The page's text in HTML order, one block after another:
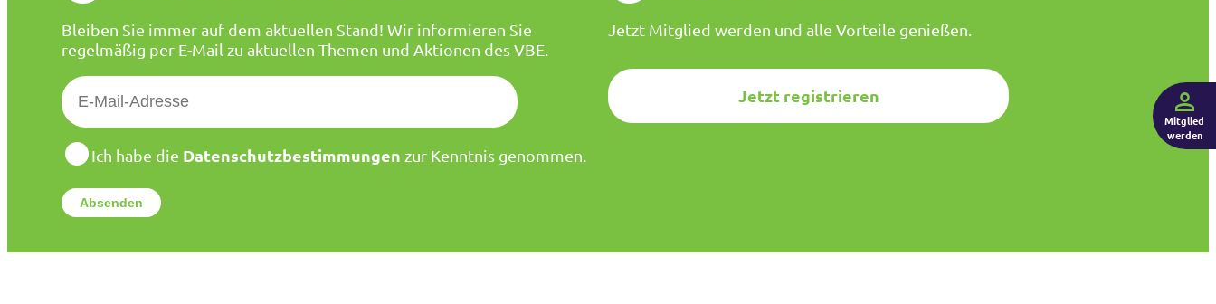
Bleiben Sie immer auf dem aktuellen Stand! Wir informieren Sie
regelmäßig per E-Mail zu aktuellen Themen und Aktionen des VBE.
E
-
M
a
l
*
D
t
e
Ich habe die Datenschutzbestimmungen zur Kenntnis genommen.
Jetzt Mitglied werden und alle Vorteile genießen.
Jetzt registrieren
Mitglied
werden